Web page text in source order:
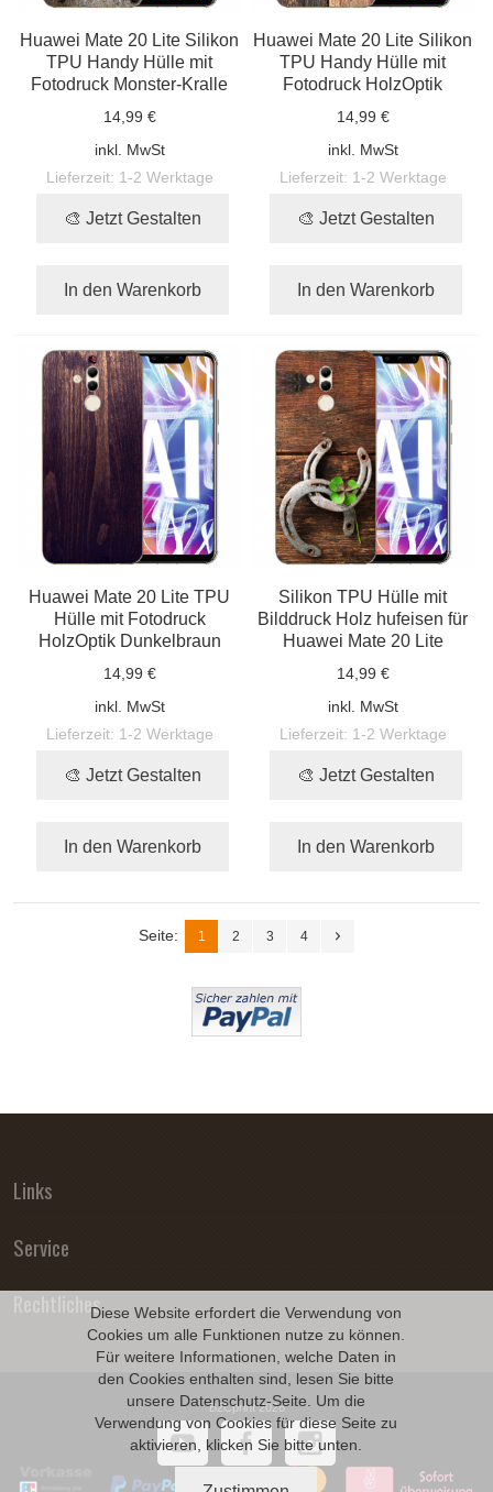
Diese Website erfordert die Verwendung von
Cookies um alle Funktionen nutze zu können.
Für weitere Informationen, welche Daten in
den Cookies enthalten sind, lesen Sie bitte
unsere Datenschutz-Seite. Um die
Verwendung von Cookies für diese Seite zu
aktivieren, klicken Sie bitte unten.
Huawei Mate 20 Lite Silikon
TPU Handy Hülle mit
Fotodruck Monster-Kralle
14,99 €
inkl. MwSt
Lieferzeit: 1-2 Werktage
🎨 Jetzt Gestalten
In den Warenkorb
Huawei Mate 20 Lite Silikon
TPU Handy Hülle mit
Fotodruck HolzOptik
14,99 €
inkl. MwSt
Lieferzeit: 1-2 Werktage
🎨 Jetzt Gestalten
In den Warenkorb
Huawei Mate 20 Lite TPU
Hülle mit Fotodruck
HolzOptik Dunkelbraun
14,99 €
inkl. MwSt
Lieferzeit: 1-2 Werktage
🎨 Jetzt Gestalten
In den Warenkorb
Silikon TPU Hülle mit
Bilddruck Holz hufeisen für
Huawei Mate 20 Lite
14,99 €
inkl. MwSt
Lieferzeit: 1-2 Werktage
🎨 Jetzt Gestalten
In den Warenkorb
Seite: 1 2 3 4
Links
Service
Rechtliches
B2Cprint 2026